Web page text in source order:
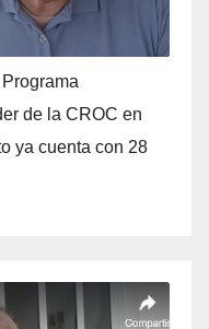
de la CROC en
ya cuenta con 28